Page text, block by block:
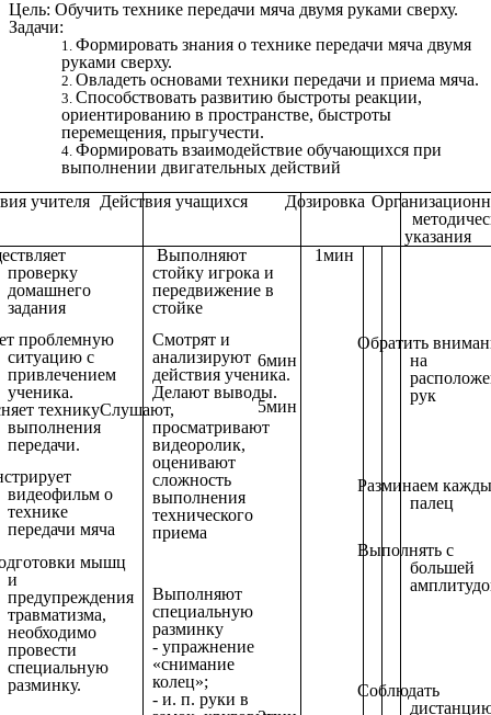
Цель: Обучить технике передачи мяча двумя руками сверху.
Задачи:
Формировать знания о технике передачи мяча двумя
руками сверху.
Овладеть основами техники передачи и приема мяча.
Способствовать развитию быстроты реакции,
ориентированию в пространстве, быстроты
перемещения, прыгучести.
Формировать взаимодействие обучающихся при
выполнении двигательных действий
учителя
Действия учащихся Дозировка
указания
проверку
домашнего
задания
проблемную
ситуацию с
привлечением
ученика.
технику
выполнения
передачи.
видеофильм о
технике
передачи мяча
мышц
и
предупреждения
травматизма,
необходимо
провести
специальную
разминку.
Выполняют
стойку игрока и
передвижение в
стойке
Смотрят и
анализируют
действия ученика.
Делают выводы.
Слушают,
просматривают
видеоролик,
оценивают
сложность
выполнения
технического
приема
Выполняют
специальную
разминку
- упражнение
«снимание
колец»;
- и. п. руки в
1мин
6мин
5мин
Обратить
на
рук
Разминаем
палец
Выполнять с
большей
Соблюдать